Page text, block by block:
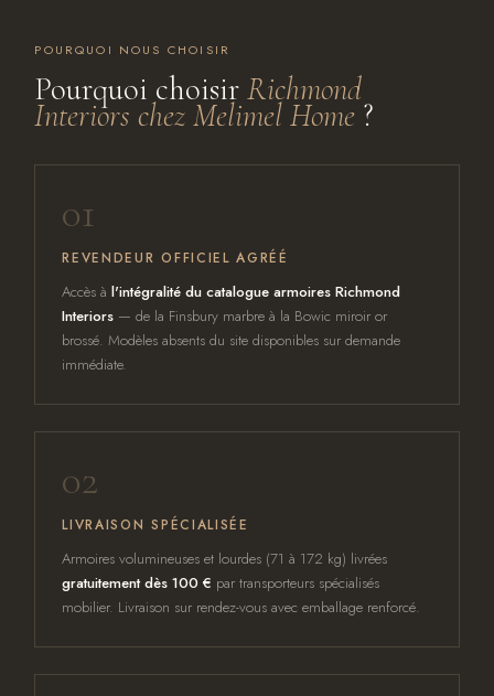
POURQUOI NOUS CHOISIR
Pourquoi choisirRichmond
Interiors chez Melimel Home ?
01
REVENDEUR OFFICIEL AGRÉÉ
Accès àl'intégralité du catalogue armoires Richmond
Interiors — de la Finsbury marbre à la Bowic miroir or
brossé. Modèles absents du site disponibles sur demande
immédiate.
02
LIVRAISON SPÉCIALISÉE
Armoires volumineuses et lourdes (71 à 172 kg) livrées
gratuitement dès 100 € par transporteurs spécialisés
mobilier. Livraison sur rendez-vous avec emballage renforcé.